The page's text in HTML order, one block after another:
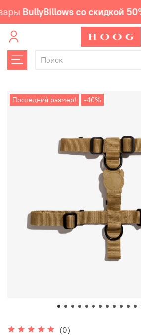
BullyBillows со скидкой 50%
Последний размер! -40%
(0)